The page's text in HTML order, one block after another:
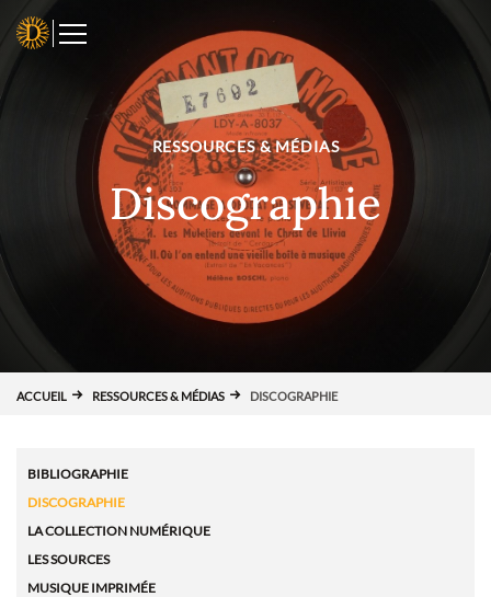
D
RESSOURCES & MÉDIAS
Discographie
ACCUEIL RESSOURCES & MÉDIAS DISCOGRAPHIE
BIBLIOGRAPHIE
DISCOGRAPHIE
LA COLLECTION NUMÉRIQUE
LES SOURCES
MUSIQUE IMPRIMÉE
Panneau de gestion des cookies